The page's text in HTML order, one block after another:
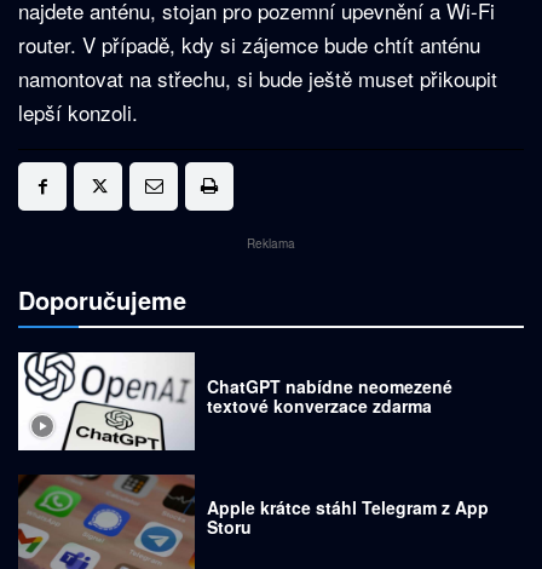
najdete anténu, stojan pro pozemní upevnění a Wi-Fi
router. V případě, kdy si zájemce bude chtít anténu
namontovat na střechu, si bude ještě muset přikoupit
lepší konzoli.
Reklama
Doporučujeme
ChatGPT nabídne neomezené
textové konverzace zdarma
Apple krátce stáhl Telegram z App
Storu